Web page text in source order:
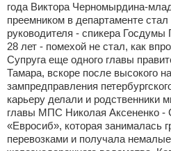
года Виктора Черномырдина-
преемником в департаменте стал
руководителя - спикера Госдумы
28 лет - помехой не стал, как
Супруга еще одного главы
Тамара, вскоре после высокого
зампредправления
карьеру делали и родственники
главы МПС Николая Аксененко -
«Евросиб», которая занималась
перевозками и получала